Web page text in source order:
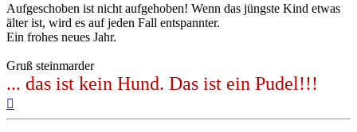
Aufgeschoben ist nicht aufgehoben! Wenn das jüngste Kind etwas
älter ist, wird es auf jeden Fall entspannter.
Ein frohes neues Jahr.
Gruß steinmarder
... das ist kein Hund. Das ist ein Pudel!!!